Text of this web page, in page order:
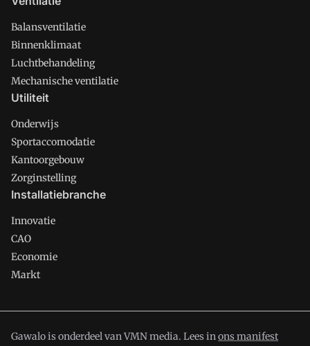
Balansventilatie
Binnenklimaat
Luchtbehandeling
Mechanische ventilatie
Utiliteit
Onderwijs
Sportaccomodatie
Kantoorgebouw
Zorginstelling
Installatiebranche
Innovatie
CAO
Economie
Markt
Gawalo is onderdeel van VMN media. Lees inons manifest